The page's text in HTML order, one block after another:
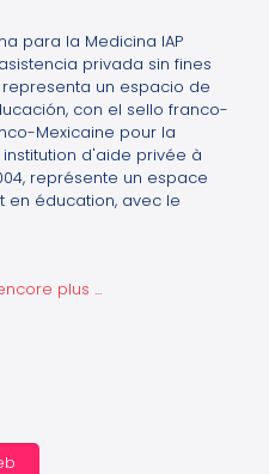
para la Medicina IAP
privada sin fines
un espacio de
con el sello franco-
Mexicaine pour la
institution d'aide privée à
représente un espace
en éducation, avec le
plus ...